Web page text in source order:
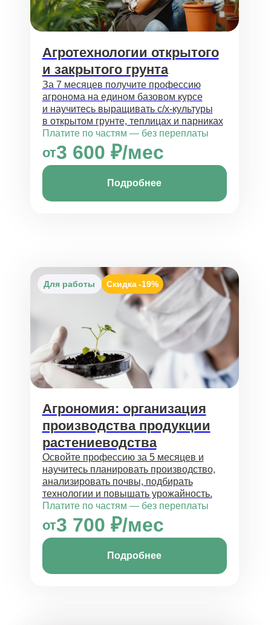
Агротехнологии открытого
и закрытого грунта
За 7 месяцев получите профессию
агронома на едином базовом курсе
и научитесь выращивать с/х-культуры
в открытом грунте, теплицах и парниках
Платите по частям — без переплаты
от3 600 ₽/мес
Подробнее
Для работы Скидка -19%
Агрономия: организация
производства продукции
растениеводства
Освойте профессию за 5 месяцев и
научитесь планировать производство,
анализировать почвы, подбирать
технологии и повышать урожайность.
Платите по частям — без переплаты
от3 700 ₽/мес
Подробнее